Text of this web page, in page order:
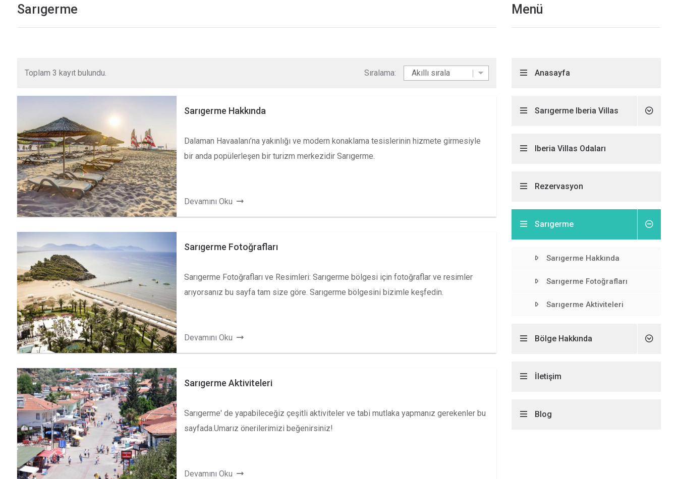
Sarıgerme
Toplam 3 kayıt bulundu. Sıralama:
Sarıgerme Hakkında
Dalaman Havaalanı’na yakınlığı ve modern konaklama tesislerinin hizmete girmesiyle
bir anda popülerleşen bir turizm merkezidir Sarıgerme.
Devamını Oku
Sarıgerme Fotoğrafları
Sarıgerme Fotoğrafları ve Resimleri: Sarıgerme bölgesi için fotoğraflar ve resimler
arıyorsanız bu sayfa tam size göre. Sarıgerme bölgesini bizimle keşfedin.
Devamını Oku
Sarıgerme Aktiviteleri
Sarıgerme' de yapabileceğiz çeşitli aktiviteler ve tabi mutlaka yapmanız gerekenler bu
sayfada.Umarız önerilerimizi beğenirsiniz!
Devamını Oku
Menü
Anasayfa
Sarıgerme Iberia Villas
Iberia Villas Odaları
Rezervasyon
Sarıgerme
Sarıgerme Hakkında
Sarıgerme Fotoğrafları
Sarıgerme Aktiviteleri
Bölge Hakkında
İletişim
Blog